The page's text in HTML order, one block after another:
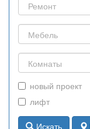
новый проект
лифт
Искать